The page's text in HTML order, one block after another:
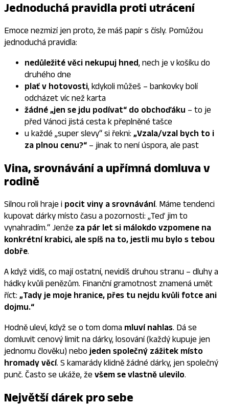
Jednoduchá pravidla proti utrácení
Emoce nezmizí jen proto, že máš papír s čísly. Pomůžou
jednoduchá pravidla:
nedůležité věci nekupuj hned, nech je v košíku do
druhého dne
plať v hotovosti, kdykoli můžeš – bankovky bolí
odcházet víc než karta
žádné „jen se jdu podívat“ do obchoďáku – to je
před Vánoci jistá cesta k přeplněné tašce
u každé „super slevy“ si řekni: „Vzala/vzal bych to i
za plnou cenu?“ – jinak to není úspora, ale past
Vina, srovnávání a upřímná domluva v
rodině
Silnou roli hraje i pocit viny a srovnávání. Máme tendenci
kupovat dárky místo času a pozornosti: „Teď jim to
vynahradím.“ Jenže za pár let si málokdo vzpomene na
konkrétní krabici, ale spíš na to, jestli mu bylo s tebou
dobře.
A když vidíš, co mají ostatní, nevidíš druhou stranu – dluhy a
hádky kvůli penězům. Finanční gramotnost znamená umět
říct: „Tady je moje hranice, přes tu nejdu kvůli fotce ani
dojmu.“
Hodně uleví, když se o tom doma mluví nahlas. Dá se
domluvit cenový limit na dárky, losování (každý kupuje jen
jednomu člověku) nebo jeden společný zážitek místo
hromady věcí. S kamarády klidně žádné dárky, jen společný
punč. Často se ukáže, že všem se vlastně ulevilo.
Největší dárek pro sebe